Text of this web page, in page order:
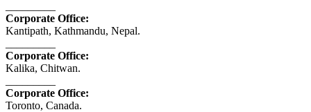
Corporate Office:
Kantipath, Kathmandu, Nepal.
Corporate Office:
Kalika, Chitwan.
Corporate Office:
Toronto, Canada.